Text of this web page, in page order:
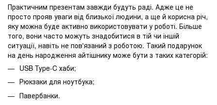
Практичним презентам завжди будуть раді. Адже це не
просто прояв уваги від близької людини, а ще й корисна річ,
яку можна буде активно використовувати у роботі. Більше
того, вони часто можуть знадобитися в тій чи іншій
ситуації, навіть не пов'язаний з роботою. Такий подарунок
на день народження айтішнику може бути з таких категорій:
USB Type-C хаби;
Рюкзаки для ноутбука;
Павербанки.